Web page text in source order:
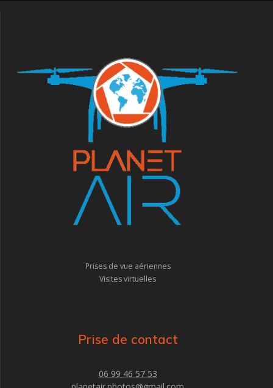
Prises de vue aériennes
Visites virtuelles
Prise de contact
06 99 46 57 53